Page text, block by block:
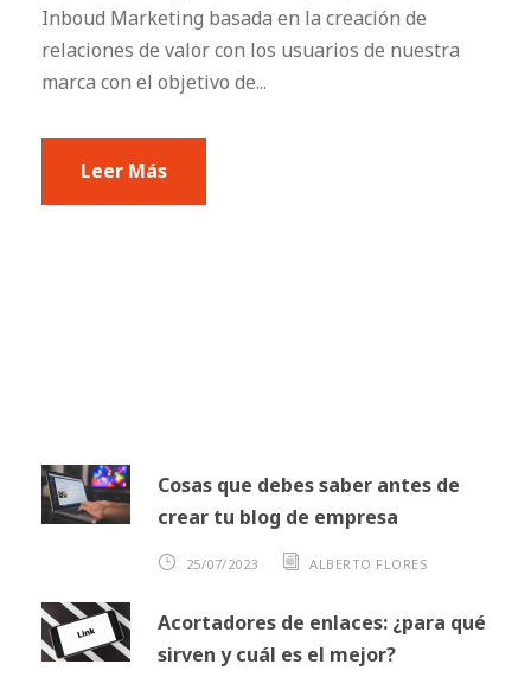
Inboud Marketing basada en la creación de
relaciones de valor con los usuarios de nuestra
marca con el objetivo de...
Leer Más
Cosas que debes saber antes de
crear tu blog de empresa
25/07/2023 ALBERTO FLORES
Acortadores de enlaces: ¿para qué
sirven y cuál es el mejor?